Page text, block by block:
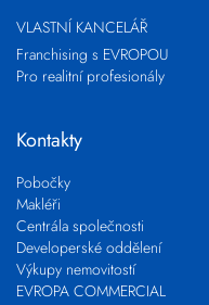
VLASTNÍ KANCELÁŘ
Franchising s EVROPOU
Pro realitní profesionály
Kontakty
Pobočky
Makléři
Centrála společnosti
Developerské oddělení
Výkupy nemovitostí
EVROPA COMMERCIAL